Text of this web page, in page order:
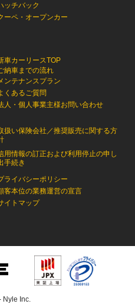
ッチバック
ーペ・オープンカー
車カーリースTOP
納車までの流れ
ンテナンスプラン
くあるご質問
人・個人事業主様お問い合わせ
扱い保険会社／推奨販売に関する方
用情報の訂正および利用停止の申し
手続き
ライバシーポリシー
客本位の業務運営の宣言
イトマップ
Inc.